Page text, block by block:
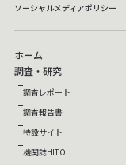
ソーシャルメディアポリシー
ホーム
調査・研究
調査レポート
調査報告書
特設サイト
機関誌HITO